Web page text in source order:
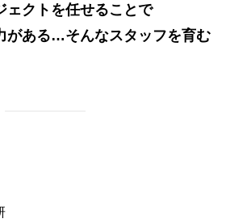
ェクトを任せることで
がある…そんなスタッフを育む